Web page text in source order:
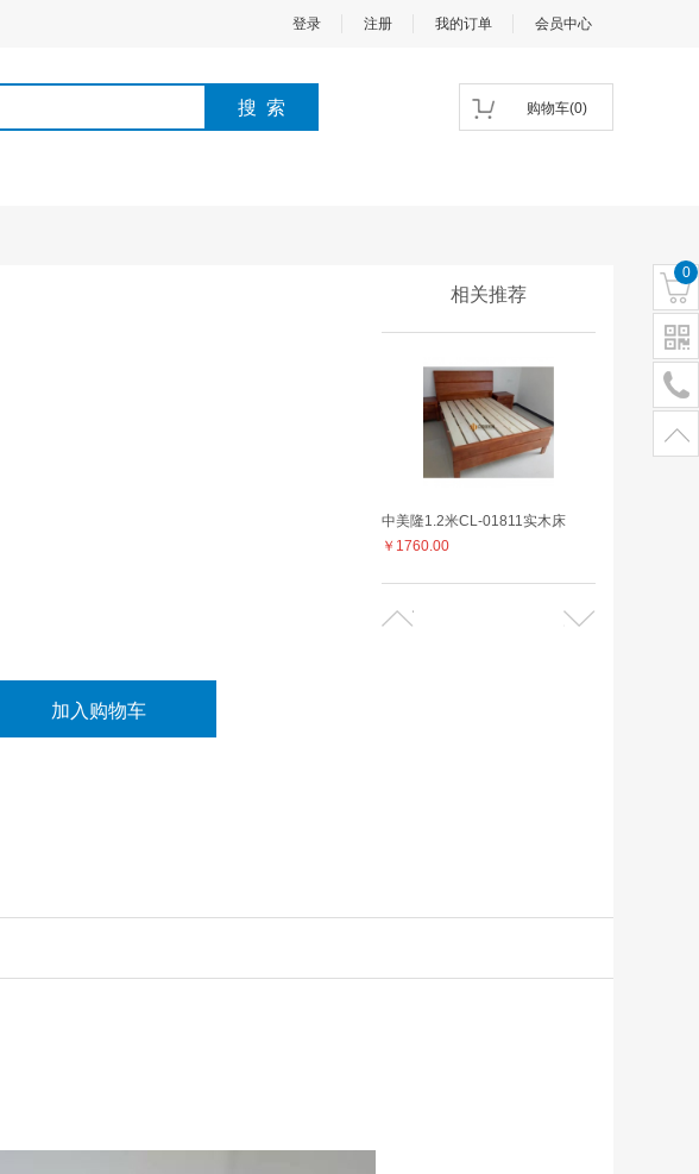
登录 注册 我的订单 会员中心
购物车(0)
加入购物车
相关推荐
中美隆1.2米CL-01811实木床
￥1760.00
0